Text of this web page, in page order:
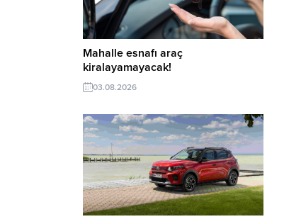
Mahalle esnafı araç
kiralayamayacak!
03.08.2026